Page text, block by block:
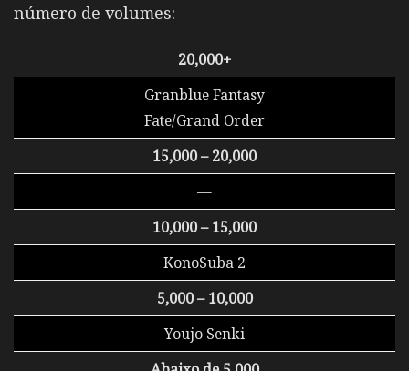
número de volumes:
20,000+
Granblue Fantasy
Fate/Grand Order
15,000 – 20,000
—
10,000 – 15,000
KonoSuba 2
5,000 –10,000
Youjo Senki